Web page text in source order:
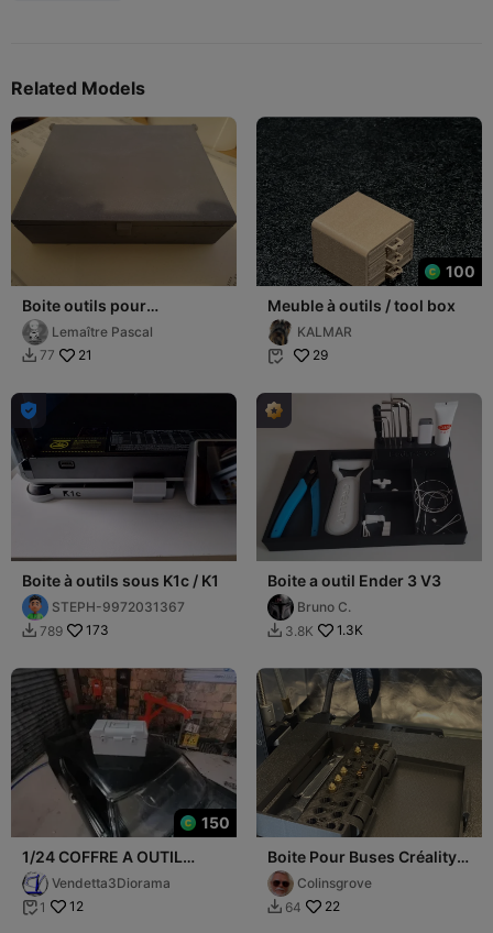
Related Models
Boite outils pour
impression 3D / Box of
tools for 3D print
Lemaître Pascal
 77 21
100
Meuble à outils / tool box
KALMAR
 29

Boite à outils sous K1c / K1
STEPH-9972031367
 789 173
Boite a outil Ender 3 V3
Bruno C.
 3.8K 1.3K
150
1/24 COFFRE A OUTIL
PORTATIF 1 / PORTABLE
TOOL BOX 1
Vendetta3Diorama
 1 12
Boite Pour Buses Créality
avec compartiment outils
Colinsgrove
 64 22